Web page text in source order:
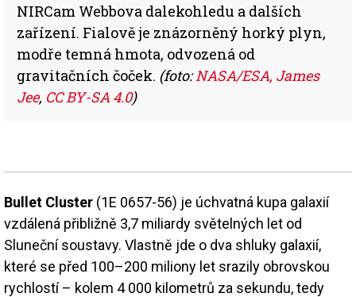
NIRCam Webbova dalekohledu a dalších
zařízení. Fialově je znázorněný horký plyn,
modře temná hmota, odvozená od
gravitačních čoček. (foto:NASA/ESA, James
Jee, CC BY-SA 4.0)
Bullet Cluster (1E 0657-56) je úchvatná kupa galaxií
vzdálená přibližně 3,7 miliardy světelných let od
Sluneční soustavy. Vlastně jde o dva shluky galaxií,
které se před 100–200 miliony let srazily obrovskou
rychlostí – kolem 4 000 kilometrů za sekundu, tedy